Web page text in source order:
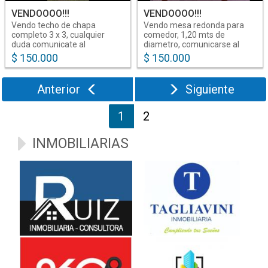
VENDOOOO!!!
Vendo techo de chapa
completo 3 x 3, cualquier
duda comunicate al
3854811820
$ 150.000
VENDOOOO!!!
Vendo mesa redonda para
comedor, 1,20 mts de
diametro, comunicarse al
3854811820
$ 150.000
Anterior
1
2
Siguiente
INMOBILIARIAS